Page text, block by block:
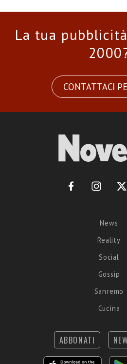
La tua
CONTATTACI
News
Reality
Social
Gossip
Sanremo
Cucina
ABBONATI